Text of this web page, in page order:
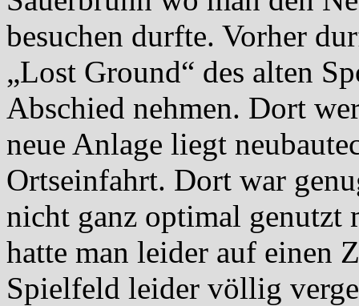
besuchen durfte. Vorher
„Lost Ground“ des alten
Abschied nehmen. Dort
neue Anlage liegt
Ortseinfahrt. Dort war
nicht ganz optimal genutzt
hatte man leider auf einen
Spielfeld leider völlig